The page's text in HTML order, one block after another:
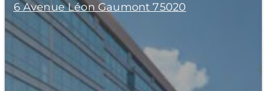
6 Avenue Léon Gaumont 75020